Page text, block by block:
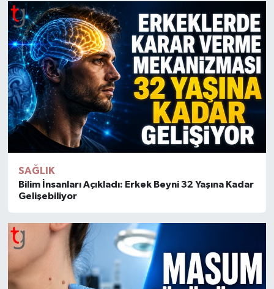
SAĞLIK
Bilim İnsanları Açıkladı: Erkek Beyni 32 Yaşına Kadar
Gelişebiliyor